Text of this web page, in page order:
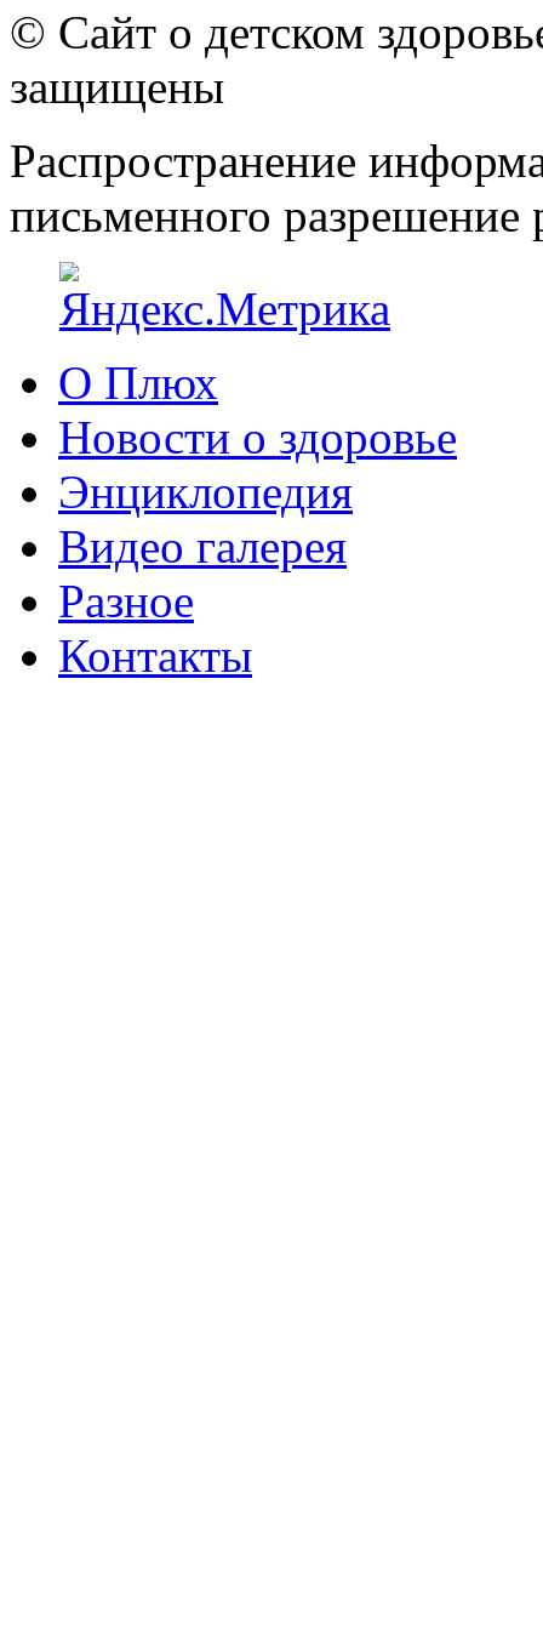
© Сайт о детском
защищены
Распространение
письменного разрешение
О Плюх
Новости о здоровье
Энциклопедия
Видео галерея
Разное
Контакты